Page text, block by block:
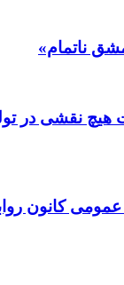
ناتمام»
هیچ نقشی در
عمومی کانون